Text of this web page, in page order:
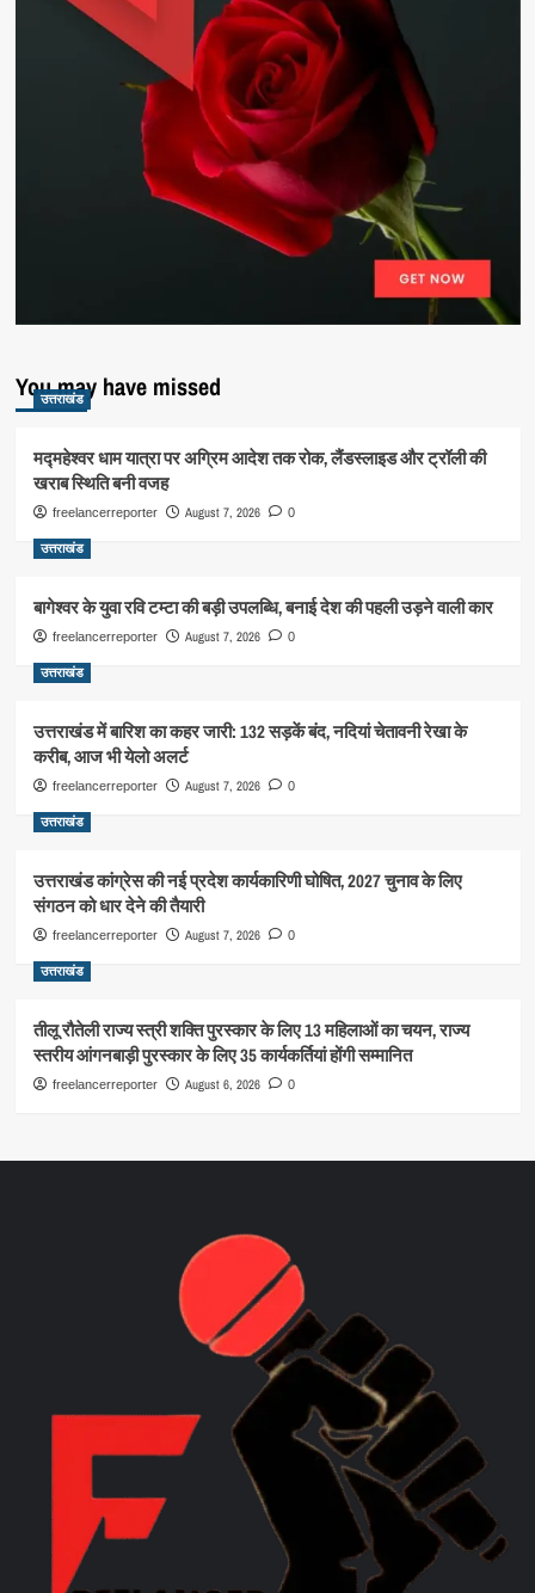
You may have missed
उत्तराखंड
मद्महेश्वर धाम यात्रा पर अग्रिम आदेश तक रोक, लैंडस्लाइड और ट्रॉली की
खराब स्थिति बनी वजह
freelancerreporter August 7, 2026 0
उत्तराखंड
बागेश्वर के युवा रवि टम्टा की बड़ी उपलब्धि, बनाई देश की पहली उड़ने वाली कार
freelancerreporter August 7, 2026 0
उत्तराखंड
उत्तराखंड में बारिश का कहर जारी: 132 सड़कें बंद, नदियां चेतावनी रेखा के
करीब, आज भी येलो अलर्ट
freelancerreporter August 7, 2026 0
उत्तराखंड
उत्तराखंड कांग्रेस की नई प्रदेश कार्यकारिणी घोषित, 2027 चुनाव के लिए
संगठन को धार देने की तैयारी
freelancerreporter August 7, 2026 0
उत्तराखंड
तीलू रौतेली राज्य स्त्री शक्ति पुरस्कार के लिए 13 महिलाओं का चयन, राज्य
स्तरीय आंगनबाड़ी पुरस्कार के लिए 35 कार्यकर्तियां होंगी सम्मानित
freelancerreporter August 6, 2026 0